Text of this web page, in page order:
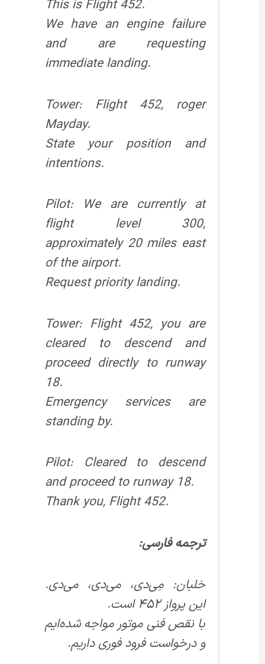
This is Flight 452.
We have an engine failure
and are requesting
immediate landing.
Tower: Flight 452, roger
Mayday.
State your position and
intentions.
Pilot: We are currently at
flight level 300,
approximately 20 miles east
of the airport.
Request priority landing.
Tower: Flight 452, you are
cleared to descend and
proceed directly to runway
18.
Emergency services are
standing by.
Pilot: Cleared to descend
and proceed to runway 18.
Thank you, Flight 452.
ترجمه فارسی:
خلبان: مِی‌دی، می‌دی، می‌دی.
این پرواز ۴۵۲ است.
با نقص فنی موتور مواجه شده‌ایم
و درخواست فرود فوری داریم.